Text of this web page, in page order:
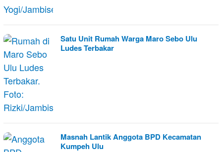
Satu Unit Rumah Warga Maro Sebo Ulu
Ludes Terbakar
Masnah Lantik Anggota BPD Kecamatan
Kumpeh Ulu